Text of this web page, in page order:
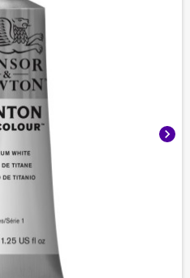
chevron_right